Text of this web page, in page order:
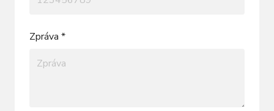
Zpráva *